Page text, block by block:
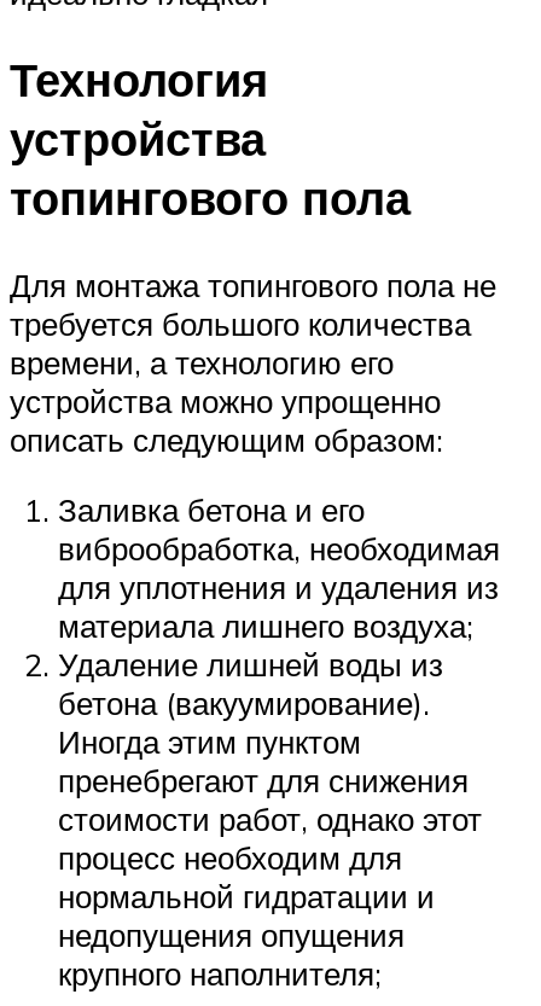
Технология
устройства
топингового пола
Для монтажа топингового пола не
требуется большого количества
времени, а технологию его
устройства можно упрощенно
описать следующим образом:
Заливка бетона и его
виброобработка, необходимая
для уплотнения и удаления из
материала лишнего воздуха;
Удаление лишней воды из
бетона (вакуумирование).
Иногда этим пунктом
пренебрегают для снижения
стоимости работ, однако этот
процесс необходим для
нормальной гидратации и
недопущения опущения
крупного наполнителя;